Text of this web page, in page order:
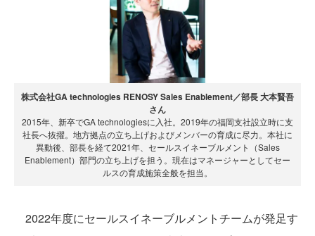
株式会社GA technologies RENOSY Sales Enablement／部長 大本賢吾
さん
2015年、新卒でGA technologiesに入社。2019年の福岡支社設立時に支
社長へ抜擢。地方拠点の立ち上げおよびメンバーの育成に尽力。本社に
異動後、部長を経て2021年、セールスイネーブルメント（Sales
Enablement）部門の立ち上げを担う。現在はマネージャーとしてセー
ルスの育成施策全般を担当。
2022年度にセールスイネーブルメントチームが発足す